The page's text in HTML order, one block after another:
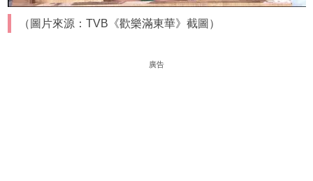
（圖片來源：TVB《歡樂滿東華》截圖）
廣告